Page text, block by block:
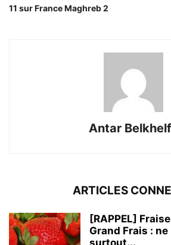
11 sur France Maghreb 2
Antar
ARTICLES
[RAPPEL]
Grand Frais :